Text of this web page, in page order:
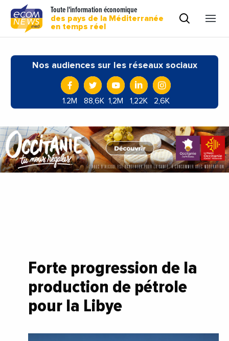
Toute l'information économique
des pays de la Méditerranée
en temps réel
Nos audiences sur les réseaux sociaux
1.2M 88,6K 1,2M 1,22K 2,6K
Forte progression de la
production de pétrole
pour la Libye